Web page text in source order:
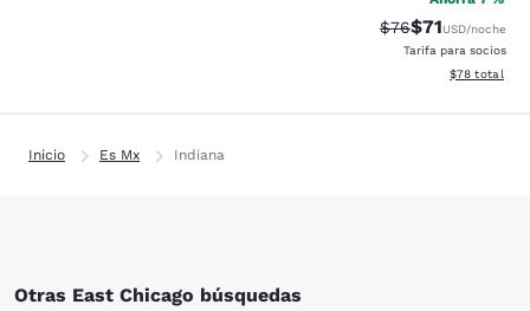
Precio tachado:
$76Precio con
$71USD/noche
Tarifa para socios
Ver detalles
$78 total
Inicio Es Mx Indiana
Otras East Chicago búsquedas